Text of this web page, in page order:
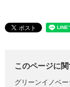
このページに
グリーンイノベ